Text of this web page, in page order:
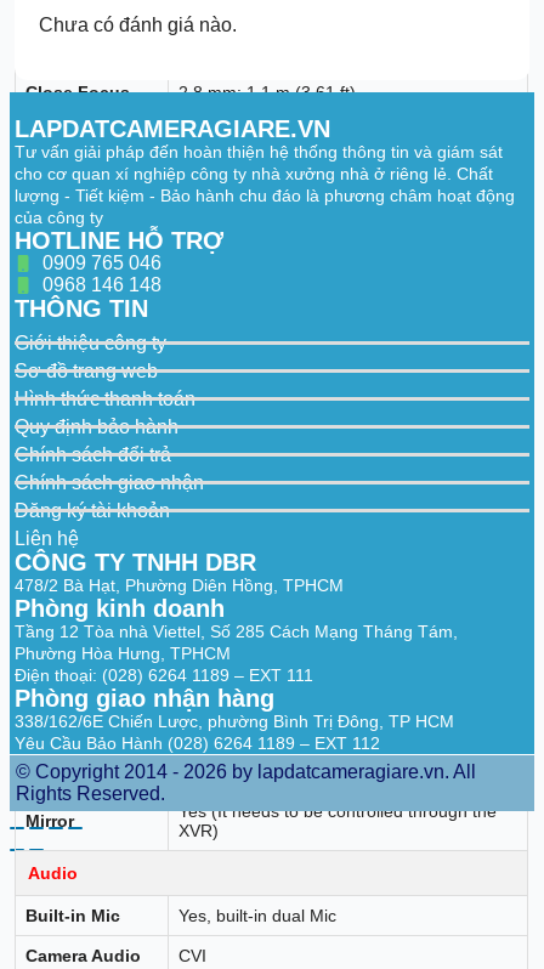
3.6 mm: H: 81.5°, V: 44.3°, D: 95.7°
Close Focus
2.8 mm: 1.1 m (3.61 ft)
DORI Distance 2.8 mm:Detect: 47.1 m (154.53 ft)
3.6 mm:Detect: 55.7 m (182.74 ft)
Video
Video Frame
CVI: PAL: 1080p@25 fps; NTSC:
CVBS: PAL: 960H; NTSC: 960H
Resolution
× 480)
Day/Night Color
WDR DWDR
White Balance Auto
Gain Control Auto
Noise
Reduction
3D NR
Motion
Detection
Yes (It needs to be controlled through the
XVR)
Illumination
Mode
Smart Light
Mirror
Yes (It needs to be controlled through the
XVR)
Audio
Built-in Mic Yes, built-in dual Mic
Camera Audio CVI
Chưa có đánh giá nào.
LAPDATCAMERAGIARE.VN
Tư vấn giải pháp đến hoàn thiện hệ thống thông tin và giám sát
cho cơ quan xí nghiệp công ty nhà xưởng nhà ở riêng lẻ. Chất
lượng - Tiết kiệm - Bảo hành chu đáo là phương châm hoạt động
của công ty
HOTLINE HỖ TRỢ
0909 765 046
0968 146 148
THÔNG TIN
Giới thiệu công ty
Sơ đồ trang web
Hình thức thanh toán
Quy định bảo hành
Chính sách đổi trả
Chính sách giao nhận
Đăng ký tài khoản
Liên hệ
CÔNG TY TNHH DBR
478/2 Bà Hạt, Phường Diên Hồng, TPHCM
Phòng kinh doanh
Tầng 12 Tòa nhà Viettel, Số 285 Cách Mạng Tháng Tám,
Phường Hòa Hưng, TPHCM
Điện thoại: (028) 6264 1189 – EXT 111
Phòng giao nhận hàng
338/162/6E Chiến Lược, phường Bình Trị Đông, TP HCM
Yêu Cầu Bảo Hành (028) 6264 1189 – EXT 112
© Copyright 2014 - 2026 by lapdatcameragiare.vn. All
Rights Reserved.